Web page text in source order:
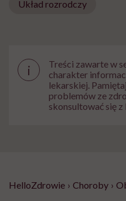
Układ rozrodczy
i
Treści zawarte w
charakter
lekarskiej.
problemów ze
skonsultować się z
HelloZdrowie › Choroby ›